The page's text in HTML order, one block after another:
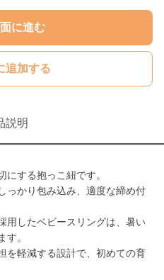
に進む
追加する
説明
する抱っこ紐です。
っかり包み込み、適度な締め付
用したベビースリングは、暑い
す。
を軽減する設計で、初めての育